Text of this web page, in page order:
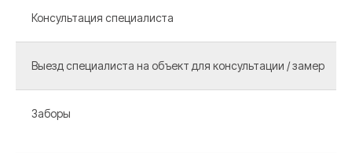
Консультация специалиста
Выезд специалиста на объект для консультации / замер
Заборы